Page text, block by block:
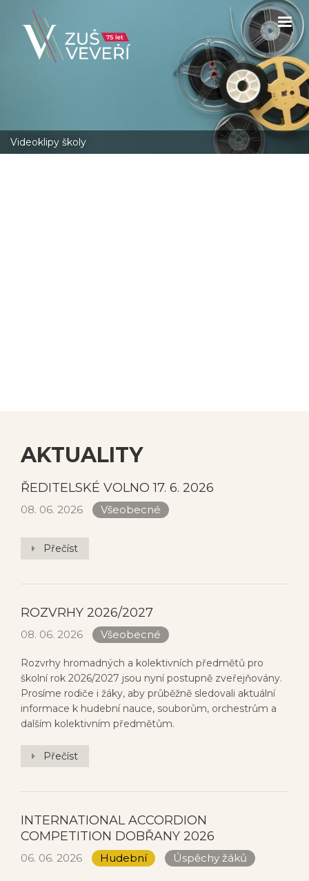
Videoklipy školy
AKTUALITY
ŘEDITELSKÉ VOLNO 17. 6. 2026
08. 06. 2026 Všeobecné
Přečíst
ROZVRHY 2026/2027
08. 06. 2026 Všeobecné
Rozvrhy hromadných a kolektivních předmětů pro
školní rok 2026/2027 jsou nyní postupně zveřejňovány.
Prosíme rodiče i žáky, aby průběžně sledovali aktuální
informace k hudební nauce, souborům, orchestrům a
dalším kolektivním předmětům.
Přečíst
INTERNATIONAL ACCORDION
COMPETITION DOBŘANY 2026
06. 06. 2026 Hudební Úspěchy žáků